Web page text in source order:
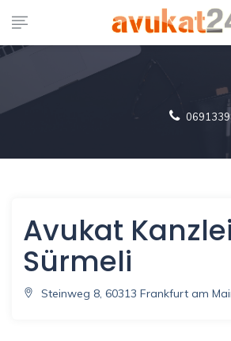
Avukat Kanzlei
Sürmeli
Steinweg 8, 60313 Frankfurt am